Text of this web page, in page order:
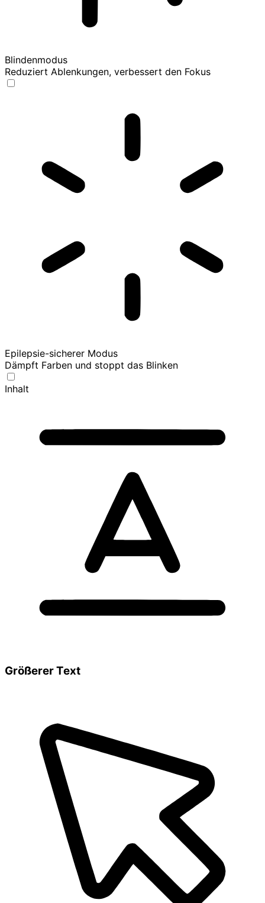
Blindenmodus
Reduziert Ablenkungen, verbessert den Fokus
Epilepsie-sicherer Modus
Dämpft Farben und stoppt das Blinken
Inhalt
Größerer Text